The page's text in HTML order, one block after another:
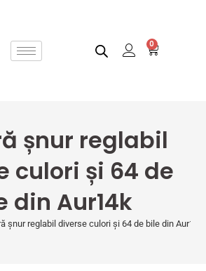
0
șnur reglabil
culori și 64 de
din Aur14k
șnur reglabil diverse culori și 64 de bile din Aur14k